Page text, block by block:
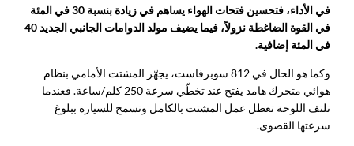
في الأداء، فتحسين فتحات الهواء يساهم في زيادة بنسبة 30 في المئة
في القوة الضاغطة نزولاً، فيما يضيف مولد الدوامات الجانبي الجديد 40
في المئة إضافية.
وكما هو الحال في 812 سوبرفاست، يجهّز المشتت الأمامي بنظام
هوائي متحرك هامد يفتح عند تخطّي سرعة 250 كلم/ساعة. فعندما
تلتف اللوحة تعطل عمل المشتت بالكامل وتسمح للسيارة ببلوغ
سرعتها القصوى.